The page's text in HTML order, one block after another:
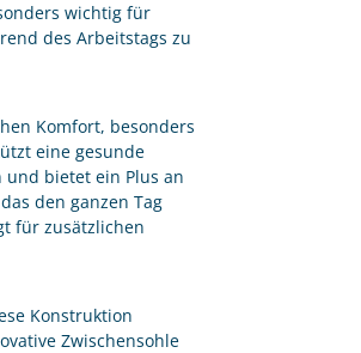
wichtig für
des Arbeitstags zu
Komfort, besonders
eine gesunde
und bietet ein Plus an
den ganzen Tag
für zusätzlichen
Konstruktion
Zwischensohle